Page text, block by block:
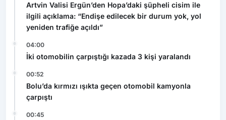
Artvin Valisi Ergün’den Hopa’daki şüpheli cisim ile
ilgili açıklama: “Endişe edilecek bir durum yok, yol
yeniden trafiğe açıldı”
04:00
İki otomobilin çarpıştığı kazada 3 kişi yaralandı
00:52
Bolu’da kırmızı ışıkta geçen otomobil kamyonla
çarpıştı
00:45